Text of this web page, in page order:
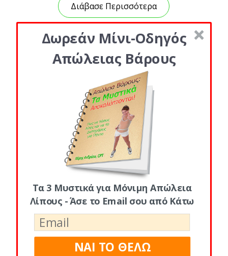
Διάβασε Περισσότερα
Κατηγορίες
#1: Τα Παντα για Θερμιδες κι
Δωρεάν Μίνι-Οδηγός
Απώλειας Βάρους
Τα 3 Μυστικά για Μόνιμη Απώλεια
Λίπους - Άσε το Email σου από Κάτω
ΝΑΙ ΤΟ ΘΕΛΩ